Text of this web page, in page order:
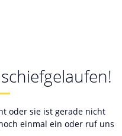
oder sie ist gerade nicht
einmal ein oder ruf uns